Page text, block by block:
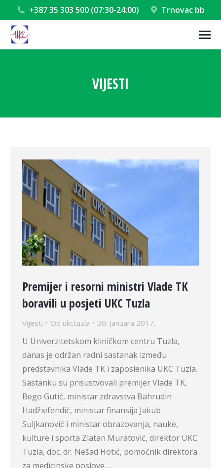
+387 35 303 500 (07:30-24:00) Trnovac bb
VIJESTI
Premijer i resorni ministri Vlade TK
boravili u posjeti UKC Tuzla
Vijesti Od ukctuzla 30. Januara 2017.
U Univerzitetskom kliničkom centru Tuzla,
danas je održan radni sastanak između
predstavnika Vlade TK i zaposlenika UKC Tuzla.
Sastanku su prisustvovali premijer Vlade TK,
Bego Gutić, ministar zdravstva Bahrudin
Hadžiefendić, ministar finansija Jakub
Suljkanović i ministar obrazovanja, nauke,
kulture i sporta Zlatan Muratović, direktor UKC
Tuzla, doc. dr. Nešad Hotić, pomoćnik direktora
za medicinske poslove,…